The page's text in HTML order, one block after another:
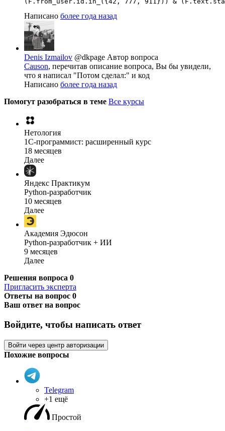
Написано более года назад
Denis Izmailov @dkpage Автор вопроса
Causon, перечитав описание вопроса, Вы бы увидели,
что я написал "Потом сделал:" и код
Написано более года назад
Помогут разобраться в теме Все курсы
Нетология
1C-программист: расширенный курс
18 месяцев
Далее
Яндекс Практикум
Python-разработчик
10 месяцев
Далее
Академия Эдюсон
Python-разработчик + ИИ
9 месяцев
Далее
Решения вопроса 0
Пригласить эксперта
Ответы на вопрос 0
Ваш ответ на вопрос
Войдите, чтобы написать ответ
Войти через центр авторизации
Похожие вопросы
Telegram
+1 ещё
Простой